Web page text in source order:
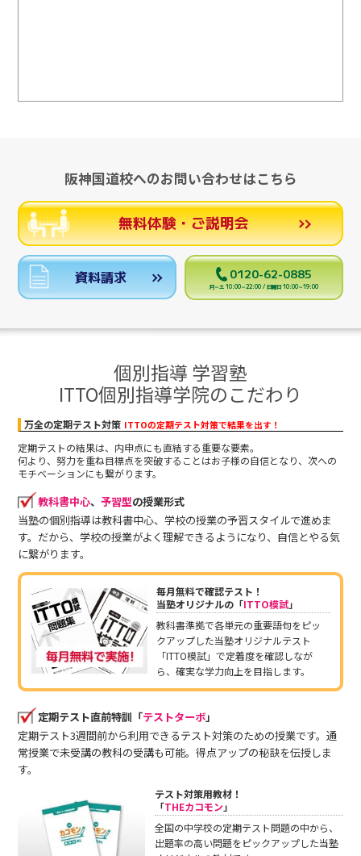
阪神国道校へのお問い合わせはこちら
無料体験・ご説明会
資料請求 0120-62-0885
月～土 10:00～22:00 / 日曜日 10:00～19:00
個別指導 学習塾
ITTO個別指導学院のこだわり
万全の定期テスト対策 ITTOの定期テスト対策で結果を出す！
定期テストの結果は、内申点にも直結する重要な要素。
何より、努力を重ね目標点を突破することはお子様の自信となり、次への
モチベーションにも繋がります。
教科書中心、 予習型の授業形式
当塾の個別指導は教科書中心、学校の授業の予習スタイルで進めま
す。だから、学校の授業がよく理解できるようになり、自信とやる気
に繋がります。
毎月無料で確認テスト！
当塾オリジナルの「ITTO模試」
教科書準拠で各単元の重要語句をピッ
クアップした当塾オリジナルテスト
「ITTO模試」で定着度を確認しなが
ら、確実な学力向上を目指します。
定期テスト直前特訓「テストターボ」
定期テスト3週間前から利用できるテスト対策のための授業です。通
常授業で未受講の教科の受講も可能。得点アップの秘訣を伝授しま
す。
テスト対策用教材！
「THEカコモン」
全国の中学校の定期テスト問題の中から、
出題率の高い問題をピックアップした当塾